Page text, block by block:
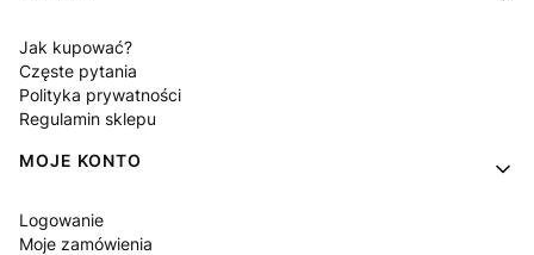
Jak kupować?
Częste pytania
Polityka prywatności
Regulamin sklepu
MOJE KONTO
Logowanie
Moje zamówienia